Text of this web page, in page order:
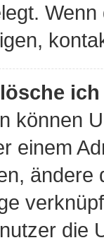
können
einem
die